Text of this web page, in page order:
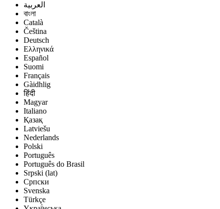
العربية
বাংলা
Català
Čeština
Deutsch
Ελληνικά
Español
Suomi
Français
Gàidhlig
हिंदी
Magyar
Italiano
Қазақ
Latviešu
Nederlands
Polski
Português
Português do Brasil
Srpski (lat)
Српски
Svenska
Türkçe